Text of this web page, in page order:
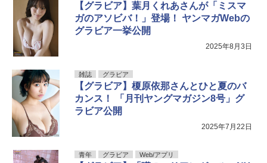
【グラビア】葉月くれあさんが「ミスマ
ガのアソビバ！」登場！ ヤンマガWebの
グラビア一挙公開
2025年8月3日
雑誌 グラビア
【グラビア】榎原依那さんとひと夏のバ
カンス！ 「月刊ヤングマガジン8号」グ
ラビア公開
2025年7月22日
青年 グラビア Web/アプリ